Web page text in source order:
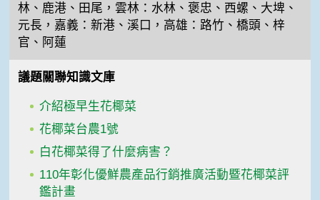
林、鹿港、田尾，雲林：水林、褒忠、西螺、大埤、
元長，嘉義：新港、溪口，高雄：路竹、橋頭、梓
官、阿蓮
議題關聯知識文庫
介紹極早生花椰菜
花椰菜台農1號
白花椰菜得了什麼病害？
110年彰化優鮮農產品行銷推廣活動暨花椰菜評
鑑計畫